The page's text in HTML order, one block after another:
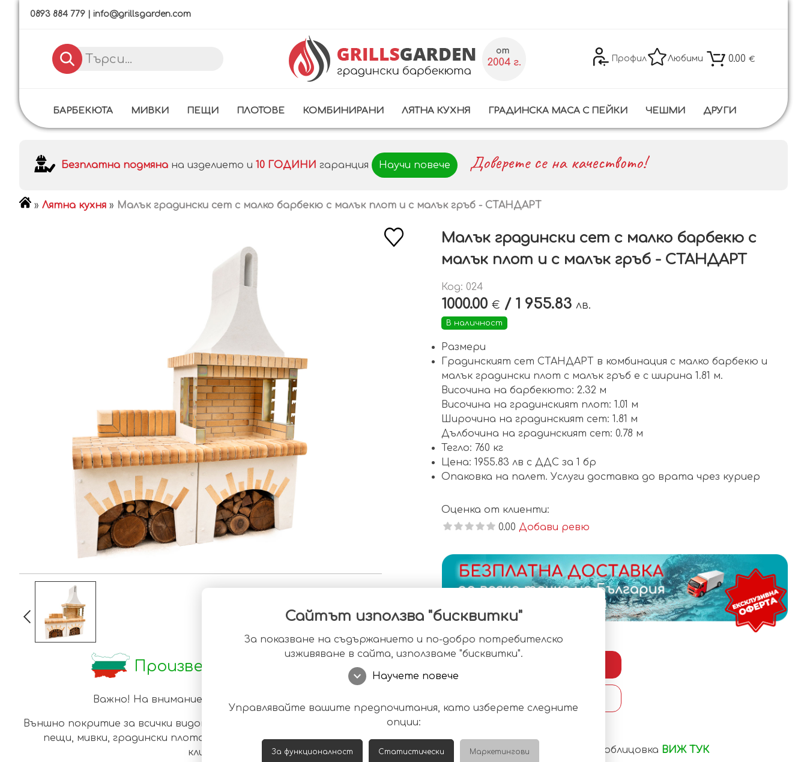
Сайтът използва "бисквитки"
За показване на съдържанието и по-добро потребителско
изживяване в сайта, използваме "бисквитки".
expand_more Научете повече
Управлявайте вашите предпочитания, като изберете следните
опции:
За функционалност Статистически Маркетингови
0893 884 779 info@grillsgarden.com
Профил Любими 0.00 €
БАРБЕКЮТА МИВКИ ПЕЩИ ПЛОТОВЕ КОМБИНИРАНИ ЛЯТНА КУХНЯ ГРАДИНСКА МАСА С ПЕЙКИ ЧЕШМИ ДРУГИ
Безплатна подмяна на изделието и 10 ГОДИНИ гаранция Научи повече Доверете се на качеството!
» Лятна кухня » Малък градински сет с малко барбекю с малък плот и с малък гръб - СТАНДАРТ
Произведено в България
Важно! На вниманието на нашите клиенти!
Външно покритие за всички видове градински продукти - барбекюта,
пещи, мивки, градински плотове и летни кухни по преценка на
клиента.
Малък градински сет с малко барбекю с
малък плот и с малък гръб - СТАНДАРТ
Код: 024
1000.00 € / 1 955.83 лв.
В наличност
Размери
Градинският сет СТАНДАРТ в комбинация с малко барбекю и
малък градински плот с малък гръб е с ширина 1.81 м.
Височина на барбекюто: 2.32 м
Височина на градинският плот: 1.01 м
Широчина на градинският сет: 1.81 м
Дълбочина на градинският сет: 0.78 м
Тегло: 760 кг
Цена: 1955.83 лв с ДДС за 1 бр
Опаковка на палет. Услуги доставка до врата чрез куриер
Оценка от клиенти:
0.00 Добави ревю
Видове външна облицовка ВИЖ ТУК